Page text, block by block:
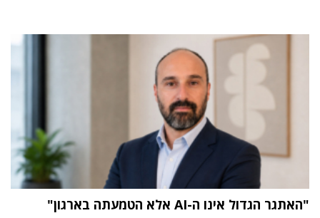
"האתגר הגדול אינו ה-AI אלא הטמעתה בארגון"